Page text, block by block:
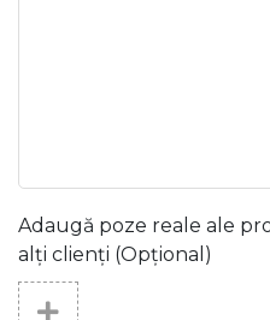
Adaugă poze reale ale
alți clienți (Opțional)